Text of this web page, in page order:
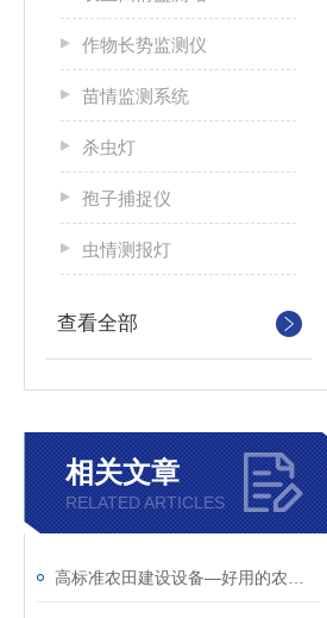
作物长势监测仪
苗情监测系统
杀虫灯
孢子捕捉仪
虫情测报灯
查看全部
相关文章
RELATED ARTICLES